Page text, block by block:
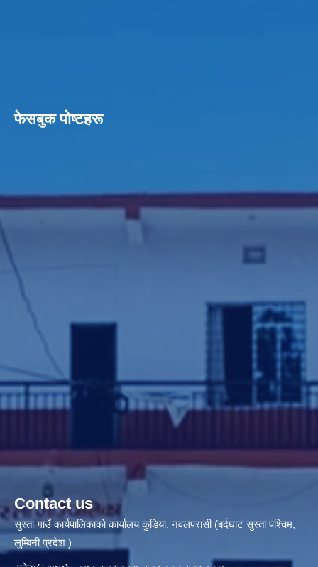
फेसबुक पाेष्टहरू
Contact us
सुस्ता गाउँ कार्यपालिकाकाे कार्यालय कुडिया, नवलपरासी (बर्दघाट सुस्ता पश्चिम,
लुम्बिनी प्रदेश )